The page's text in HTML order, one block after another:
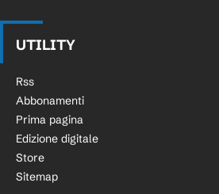
UTILITY
Rss
Abbonamenti
Prima pagina
Edizione digitale
Store
Sitemap